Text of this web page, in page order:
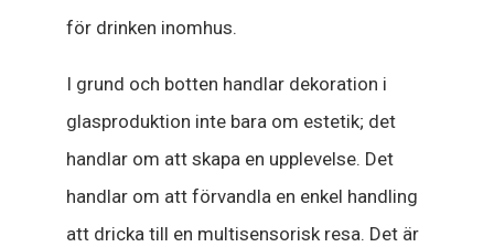
för drinken inomhus.
I grund och botten handlar dekoration i
glasproduktion inte bara om estetik; det
handlar om att skapa en upplevelse. Det
handlar om att förvandla en enkel handling
att dricka till en multisensorisk resa. Det är